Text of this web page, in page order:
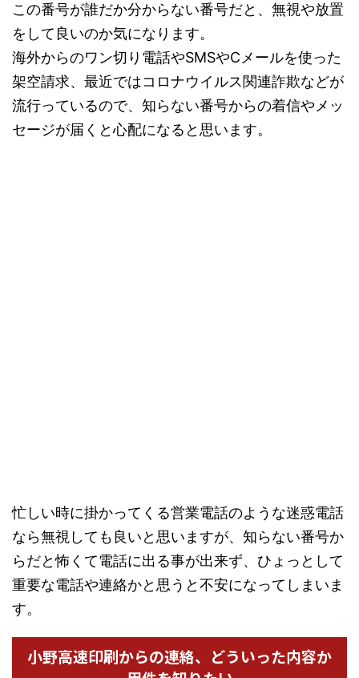
この番号が誰だか分からない番号だと、無視や放置
をして良いのか気になります。
海外からのワン切り電話やSMSやCメールを使った
架空請求、最近ではコロナウイルス関連詐欺などが
流行っているので、知らない番号からの着信やメッ
セージが届くと心配になると思います。
忙しい時に掛かってくる営業電話のような迷惑電話
なら無視しても良いと思いますが、知らない番号か
らだと怖くて電話に出る事が出来ず、ひょっとして
重要な電話や連絡かと思うと不安になってしまいま
す。
小野高速印刷からの連絡、どういった内容か